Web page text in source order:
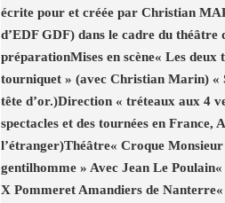
écrite pour et créée par Christian
d’EDF GDF) dans le cadre du
préparationMises en scène« Les
tourniquet » (avec Christian Marin) «
tête d’or.)Direction « tréteaux aux 4
spectacles et des tournées en
l’étranger)Théâtre« Croque
gentilhomme » Avec Jean Le
X Pommeret Amandiers de